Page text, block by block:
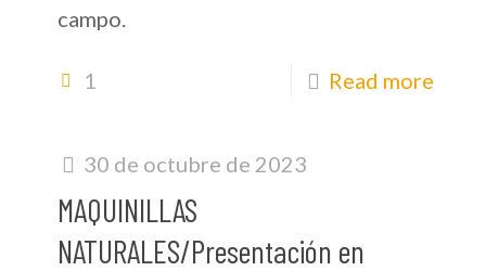
campo.
1 Read more
30 de octubre de 2023
MAQUINILLAS
NATURALES/Presentación en